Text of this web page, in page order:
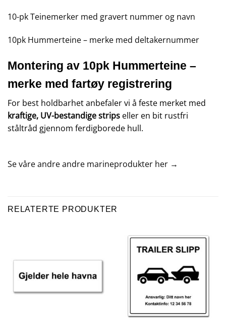
10-pk Teinemerker med gravert nummer og navn
10pk Hummerteine – merke med deltakernummer
Montering av 10pk Hummerteine –
merke med fartøy registrering
For best holdbarhet anbefaler vi å feste merket med
kraftige, UV-bestandige strips eller en bit rustfri
ståltråd gjennom ferdigborede hull.
Se våre andre andre marineprodukter her →
RELATERTE PRODUKTER